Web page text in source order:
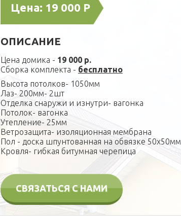
Цена: 19 000 Р
ОПИСАНИЕ
Цена домика - 19 000 р.
Сборка комплекта - бесплатно
Высота потолков- 1050мм
Лаз- 200мм- 2шт
Отделка снаружи и изнутри- вагонка
Потолок- вагонка
Утепление- 25мм
Ветрозащита- изоляционная мембрана
Пол - доска шпунтованная на обвязке 50х50мм
Кровля- гибкая битумная черепица
СВЯЗАТЬСЯ С НАМИ